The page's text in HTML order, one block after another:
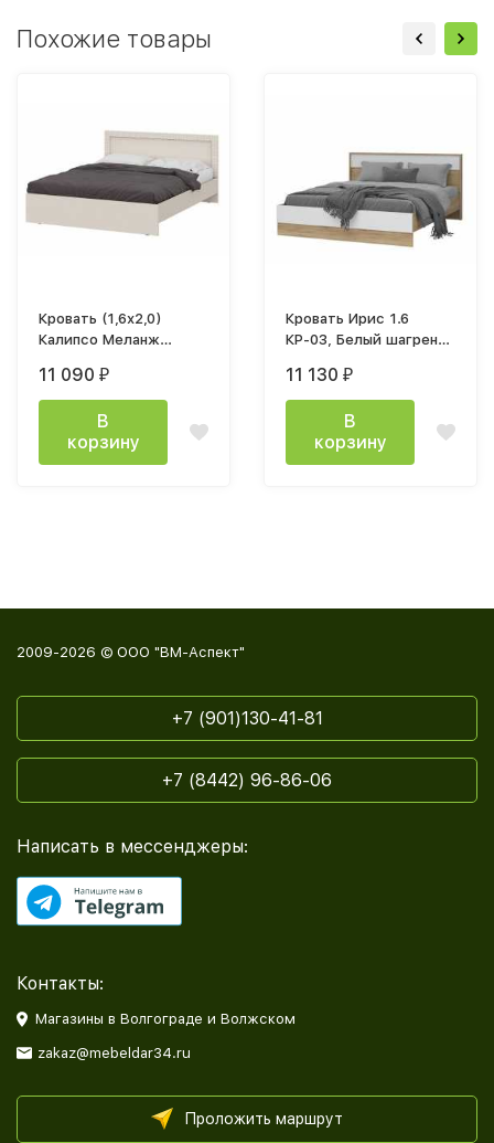
Похожие товары
Кровать (1,6х2,0)
Калипсо Меланж
11 090 ₽
В
корзину
Кровать Ирис 1.6
КР-03, Белый шагрень/
11 130 ₽
В
корзину
2009-2026 © ООО "ВМ-Аспект"
+7 (901)130-41-81
+7 (8442) 96-86-06
Написать в мессенджеры:
Контакты:
Магазины в Волгограде и Волжском
zakaz@mebeldar34.ru
Проложить маршрут